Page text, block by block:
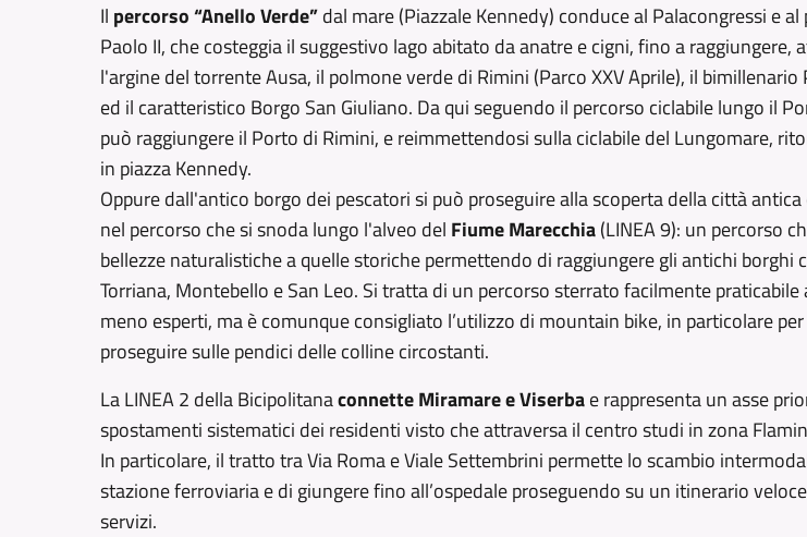
Il percorso “Anello Verde”dal mare (Piazzale Kennedy) conduce al Palacongressi e
Paolo II, che costeggia il suggestivo lago abitato da anatre e cigni, fino a raggiungere,
l'argine del torrente Ausa, il polmone verde di Rimini (Parco XXV Aprile), il bimillenario
ed il caratteristico Borgo San Giuliano. Da qui seguendo il percorso ciclabile lungo il
può raggiungere il Porto di Rimini, e reimmettendosi sulla ciclabile del Lungomare,
in piazza Kennedy.
Oppure dall'antico borgo dei pescatori si può proseguire alla scoperta della città
nel percorso che si snoda lungo l'alveo del Fiume Marecchia(LINEA 9): un percorso
bellezze naturalistiche a quelle storiche permettendo di raggiungere gli antichi borghi
Torriana, Montebello e San Leo. Si tratta di un percorso sterrato facilmente praticabile
meno esperti, ma è comunque consigliato l’utilizzo di mountain bike, in particolare
proseguire sulle pendici delle colline circostanti.
La LINEA 2 della Bicipolitanaconnette Miramare e Viserbae rappresenta un asse
spostamenti sistematici dei residenti visto che attraversa il centro studi in zona
In particolare, il tratto tra Via Roma e Viale Settembrini permette lo scambio
stazione ferroviaria e di giungere fino all’ospedale proseguendo su un itinerario
servizi.